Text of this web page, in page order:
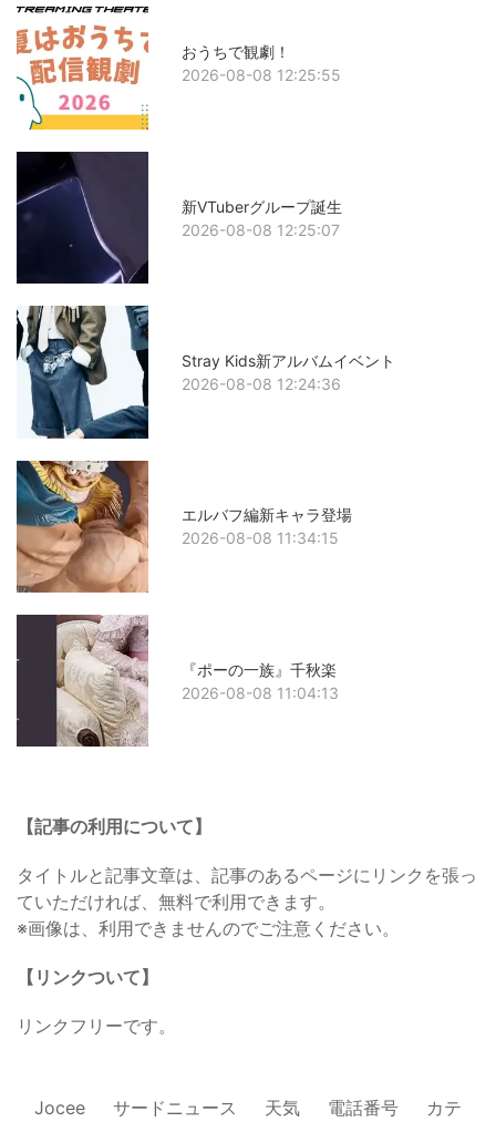
おうちで観劇！
2026-08-08 12:25:55
新VTuberグループ誕生
2026-08-08 12:25:07
Stray Kids新アルバムイベント
2026-08-08 12:24:36
エルバフ編新キャラ登場
2026-08-08 11:34:15
『ポーの一族』千秋楽
2026-08-08 11:04:13
【記事の利用について】
タイトルと記事文章は、記事のあるページにリンクを張っ
ていただければ、無料で利用できます。
※画像は、利用できませんのでご注意ください。
【リンクついて】
リンクフリーです。
Jocee サードニュース 天気 電話番号 カテ